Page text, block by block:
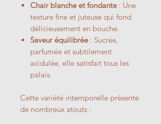
Chair blanche et fondante : Une
texture fine et juteuse qui fond
délicieusement en bouche.
Saveur équilibrée : Sucrée,
parfumée et subtilement
acidulée, elle satisfait tous les
palais.
Cette variété intemporelle présente
de nombreux atouts :